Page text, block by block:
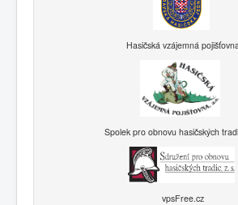
Hasičská vzájemná
Spolek pro obnovu hasičských
vpsFree.cz